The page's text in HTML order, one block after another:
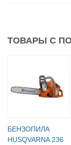
ТОВАРЫ С
БЕНЗОПИЛА
HUSQVARNA 236